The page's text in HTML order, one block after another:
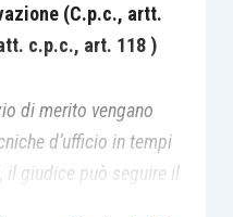
(C.p.c., artt.
c.p.c., art. 118 )
di merito vengano
d’ufficio in tempi
giudice può seguire il